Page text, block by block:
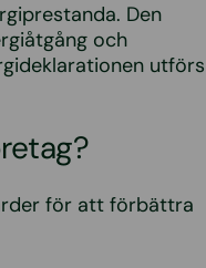
Den
och
utförs
för att förbättra